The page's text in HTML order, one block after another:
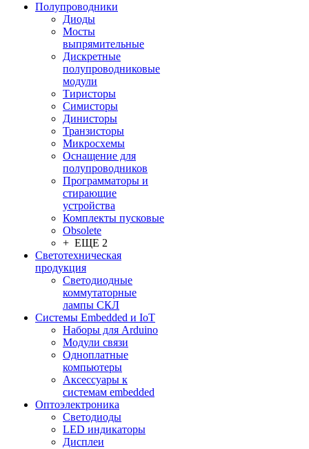
Полупроводники
Диоды
Мосты
выпрямительные
Дискретные
полупроводниковые
модули
Тиристоры
Симисторы
Динисторы
Транзисторы
Микросхемы
Оснащение для
полупроводников
Программаторы и
стирающие
устройства
Комплекты пусковые
Obsolete
+ ЕЩЕ 2
Светотехническая
продукция
Светодиодные
коммутаторные
лампы СКЛ
Системы Embedded и IoT
Наборы для Arduino
Модули связи
Одноплатные
компьютеры
Аксессуары к
системам embedded
Oптоэлектроника
Светодиоды
LED индикаторы
Дисплеи